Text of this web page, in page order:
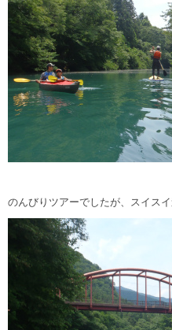
のんびりツアーでしたが、スイス